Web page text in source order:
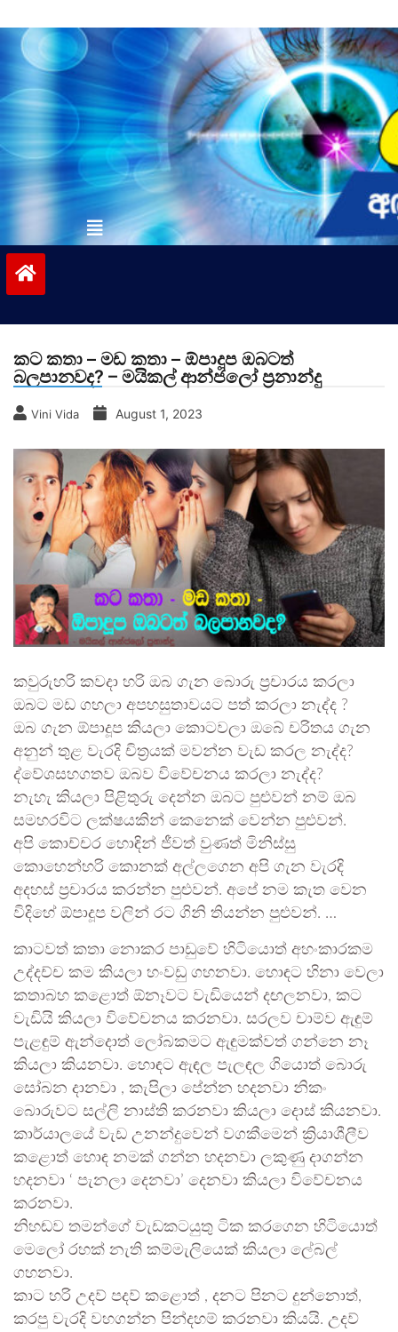
to
contentvinivida.lk
කට කතා – මඩ කතා – ඕපාදූප ඔබටත්
බලපානවද? – මයිකල් ආන්ජලෝ ප්‍රනාන්දු
Vini Vida August 1, 2023
කවුරුහරි කවදා හරි ඔබ ගැන බොරු ප්‍රචාරය කරලා
ඔබට මඩ ගහලා අපහසුතාවයට පත් කරලා නැද්ද ?
ඔබ ගැන ඕපාදූප කියලා කොටවලා ඔබේ චරිතය ගැන
අනුන් තුළ වැරදි චිත්‍රයක් මවන්න වැඩ කරල නැද්ද?
ද්වේශසහගතව ඔබව විවේචනය කරලා නැද්ද?
නැහැ කියලා පිළිතුරු දෙන්න ඔබට පුළුවන් නම් ඔබ
සමහරවිට ලක්ෂයකින් කෙනෙක් වෙන්න පුළුවන්.
අපි කොච්චර හොඳින් ජීවත් වුණත් මිනිස්සු
කොහෙන්හරි කොනක් අල්ලගෙන අපි ගැන වැරදි
අදහස් ප්‍රචාරය කරන්න පුළුවන්. අපේ නම කැත වෙන
විදිහේ ඕපාදූප වලින් රට ගිනි තියන්න පුළුවන්. …
කාටවත් කතා නොකර පාඩුවේ හිටියොත් අහංකාරකම
උද්දච්ච කම කියලා හංවඩු ගහනවා. හොඳට හිනා වෙලා
කතාබහ කළොත් ඕනෑවට වැඩියෙන් දඟලනවා, කට
වැඩියි කියලා විවේචනය කරනවා. සරලව චාම්ව ඇඳුම්
පැළඳුම් ඇන්දොත් ලෝබකමට ඇඳුමක්වත් ගන්නෙ නෑ
කියලා කියනවා. හොඳට ඇඳල පැලඳල ගියොත් බොරු
සෝබන දානවා , කැපිලා පේන්න හදනවා නිකං
බොරුවට සල්ලි නාස්ති කරනවා කියලා දොස් කියනවා.
කාර්යාලයේ වැඩ උනන්දුවෙන් වගකීමෙන් ක්‍රියාශීලීව
කළොත් හොඳ නමක් ගන්න හදනවා ලකුණු දාගන්න
හදනවා ‘ පැනලා දෙනවා’ දෙනවා කියලා විවේචනය
කරනවා.
නිහඬව තමන්ගේ වැඩකටයුතු ටික කරගෙන හිටියොත්
මෙලෝ රහක් නැති කම්මැලියෙක් කියලා ලේබල්
ගහනවා.
කාට හරි උදව් පදව් කළොත් , දනට පිනට දුන්නොත්,
කරපු වැරදි වහගන්න පින්දහම් කරනවා කියයි. උදව්